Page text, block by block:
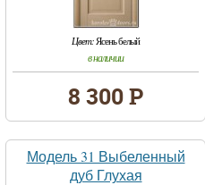
Цвет:Ясень белый
в наличии
8 300 Р
Модель 31 Выбеленный
дуб Глухая